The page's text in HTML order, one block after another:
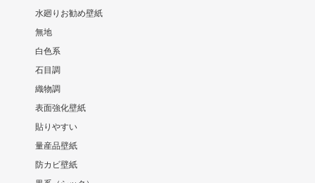
水廻りお勧め壁紙
無地
白色系
石目調
織物調
表面強化壁紙
貼りやすい
量産品壁紙
防カビ壁紙